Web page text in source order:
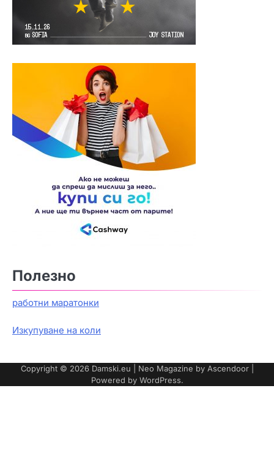
Полезно
работни маратонки
Изкупуване на коли
Copyright © 2026 Damski.eu | Neo Magazine by Ascendoor|
Powered by WordPress.